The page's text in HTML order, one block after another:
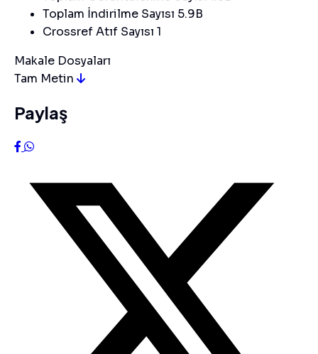
Toplam İndirilme Sayısı 5.9B
Crossref Atıf Sayısı 1
Makale Dosyaları
Tam Metin
Paylaş